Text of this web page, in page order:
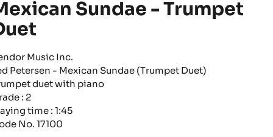
Sundae - Trumpet
Music Inc.
Petersen - Mexican Sundae (Trumpet Duet)
duet with piano
: 2
time : 1:45
No. 17100